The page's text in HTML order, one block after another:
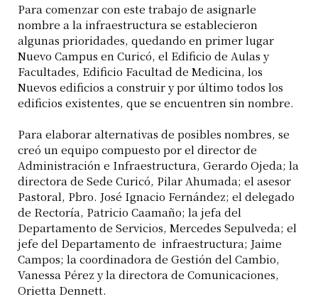
Para comenzar con este trabajo de asignarle
nombre a la infraestructura se establecieron
algunas prioridades, quedando en primer lugar
Nuevo Campus en Curicó, el Edificio de Aulas y
Facultades, Edificio Facultad de Medicina, los
Nuevos edificios a construir y por último todos los
edificios existentes, que se encuentren sin nombre.
Para elaborar alternativas de posibles nombres, se
creó un equipo compuesto por el director de
Administración e Infraestructura, Gerardo Ojeda; la
directora de Sede Curicó, Pilar Ahumada; el asesor
Pastoral, Pbro. José Ignacio Fernández; el delegado
de Rectoría, Patricio Caamaño; la jefa del
Departamento de Servicios, Mercedes Sepulveda; el
jefe del Departamento de infraestructura; Jaime
Campos; la coordinadora de Gestión del Cambio,
Vanessa Pérez y la directora de Comunicaciones,
Orietta Dennett.